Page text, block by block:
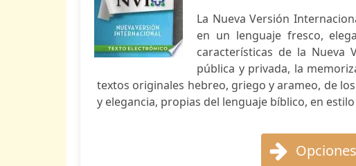
La Nueva Versión
en un lenguaje fresco,
características de la Nueva
pública y privada, la
textos originales hebreo, griego y arameo, de
y elegancia, propias del lenguaje bíblico, en